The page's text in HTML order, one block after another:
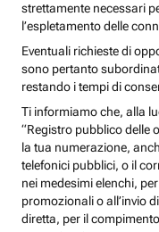
strettamente necessari
l’espletamento delle
Eventuali richieste di
sono pertanto
restando i tempi di
Ti informiamo che, alla
“Registro pubblico delle
la tua numerazione,
telefonici pubblici, o il
nei medesimi elenchi,
promozionali o all’invio
diretta, per il